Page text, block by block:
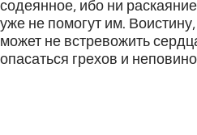
содеянное, ибо ни
уже не помогут им.
может не встревожить
опасаться грехов и